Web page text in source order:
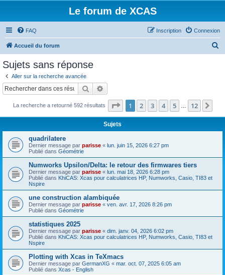
Le forum de XCAS
FAQ Connexion
Inscription
Accueil du forum
c
Sujets sans réponse
Aller sur la recherche avancée
Rechercher
La recherche a retourné 592 résultats Page 1sur12
1 2 3 4 5 12
Sujets
quadrilatere
Dernier message par parisse « lun. juin 15, 2026 6:27 pm
Publié dans Géométrie
Numworks Upsilon/Delta: le retour des firmwares tiers
Dernier message par parisse « lun. mai 18, 2026 6:28 pm
Publié dans KhiCAS: Xcas pour calculatrices HP, Numworks, Casio, TI83 et
Nspire
une construction alambiquée
Dernier message par parisse « ven. avr. 17, 2026 8:26 pm
Publié dans Géométrie
statistiques 2025
Dernier message par parisse « dim. janv. 04, 2026 6:02 pm
Publié dans KhiCAS: Xcas pour calculatrices HP, Numworks, Casio, TI83 et
Nspire
Plotting with Xcas in TeXmacs
Dernier message par GermanXG « mar. oct. 07, 2025 6:05 am
Publié dans Xcas - English